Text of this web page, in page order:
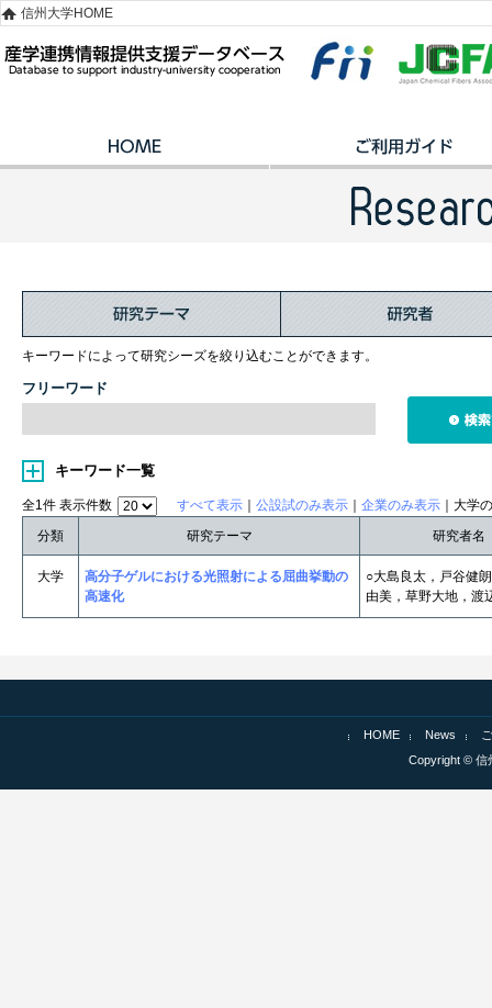
信州大学HOME
キーワードによって研究シーズを絞り込むことができます。
フリーワード
キーワード一覧
全1件 表示件数 すべて表示 公設試のみ表示 企業のみ表示 ｜大学
分類
研究テーマ 研究者名
大学
高分子ゲルにおける光照射による屈曲挙動の
高速化
○大島良太，戸谷健
由美，草野大地，渡
HOME News
Copyright © 信